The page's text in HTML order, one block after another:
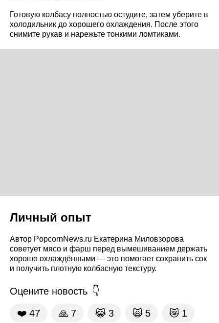
Готовую колбасу полностью остудите, затем уберите в
холодильник до хорошего охлаждения. После этого
снимите рукав и нарежьте тонкими ломтиками.
Личный опыт
Автор PopcornNews.ru Екатерина Миловзорова
советует мясо и фарш перед вымешиванием держать
хорошо охлаждёнными — это помогает сохранить сок
и получить плотную колбасную текстуру.
Оцените новость
❤️ 47 🙏 7 😹 3 🙀 5 😿 1